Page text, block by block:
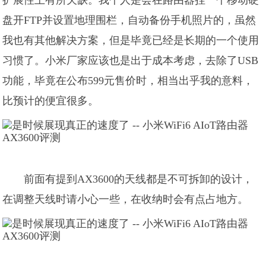
盘开FTP并设置地理围栏，自动备份手机照片的，虽然
我也有其他解决方案，但是毕竟已经是长期的一个使用
习惯了。小米厂家应该也是出于成本考虑，去除了USB
功能，毕竟在公布599元售价时，相当出乎我的意料，
比预计的便宜很多。
前面有提到AX3600的天线都是不可拆卸的设计，
在调整天线时请小心一些，在收纳时会有点占地方。